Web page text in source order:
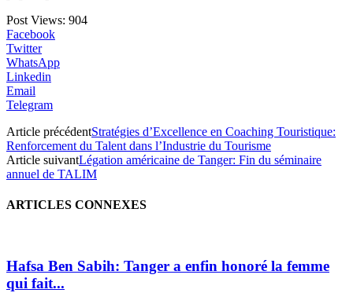
Post Views: 904
Facebook
Twitter
WhatsApp
Linkedin
Email
Telegram
Article précédentStratégies d’Excellence en Coaching Touristique:
Renforcement du Talent dans l’Industrie du Tourisme
Article suivantLégation américaine de Tanger: Fin du séminaire
annuel de TALIM
ARTICLES CONNEXES
Hafsa Ben Sabih: Tanger a enfin honoré la femme
qui fait...